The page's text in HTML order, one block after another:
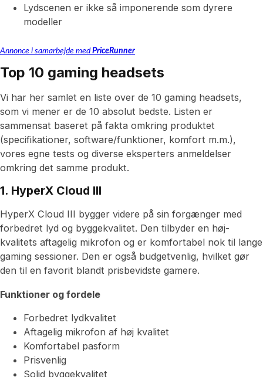
Lydscenen er ikke så imponerende som dyrere
modeller
Annonce i samarbejde medPriceRunner
Top 10 gaming headsets
Vi har her samlet en liste over de 10 gaming headsets,
som vi mener er de 10 absolut bedste. Listen er
sammensat baseret på fakta omkring produktet
(specifikationer, software/funktioner, komfort m.m.),
vores egne tests og diverse eksperters anmeldelser
omkring det samme produkt.
1. HyperX Cloud III
HyperX Cloud III bygger videre på sin forgænger med
forbedret lyd og byggekvalitet. Den tilbyder en høj-
kvalitets aftagelig mikrofon og er komfortabel nok til lange
gaming sessioner. Den er også budgetvenlig, hvilket gør
den til en favorit blandt prisbevidste gamere.
Funktioner og fordele
Forbedret lydkvalitet
Aftagelig mikrofon af høj kvalitet
Komfortabel pasform
Prisvenlig
Solid byggekvalitet